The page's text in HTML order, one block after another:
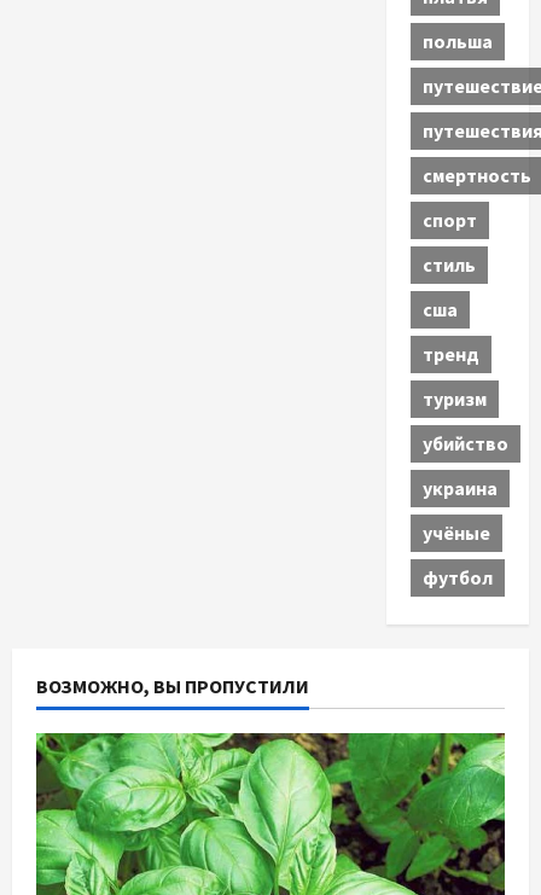
польша
смертность
спорт
стиль
сша
тренд
туризм
убийство
украина
учёные
футбол
ВОЗМОЖНО, ВЫ ПРОПУСТИЛИ